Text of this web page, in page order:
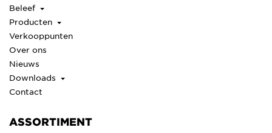
Beleef
Producten
Verkooppunten
Over ons
Nieuws
Downloads
Contact
ASSORTIMENT